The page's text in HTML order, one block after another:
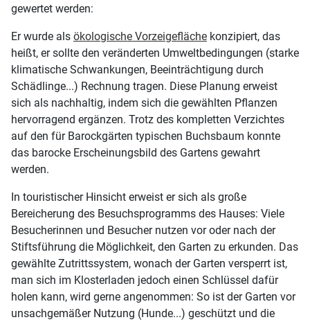
gewertet werden:
Er wurde als ökologische Vorzeigefläche konzipiert, das
heißt, er sollte den veränderten Umweltbedingungen (starke
klimatische Schwankungen, Beeinträchtigung durch
Schädlinge...) Rechnung tragen. Diese Planung erweist
sich als nachhaltig, indem sich die gewählten Pflanzen
hervorragend ergänzen. Trotz des kompletten Verzichtes
auf den für Barockgärten typischen Buchsbaum konnte
das barocke Erscheinungsbild des Gartens gewahrt
werden.
In touristischer Hinsicht erweist er sich als große
Bereicherung des Besuchsprogramms des Hauses: Viele
Besucherinnen und Besucher nutzen vor oder nach der
Stiftsführung die Möglichkeit, den Garten zu erkunden. Das
gewählte Zutrittssystem, wonach der Garten versperrt ist,
man sich im Klosterladen jedoch einen Schlüssel dafür
holen kann, wird gerne angenommen: So ist der Garten vor
unsachgemäßer Nutzung (Hunde...) geschützt und die